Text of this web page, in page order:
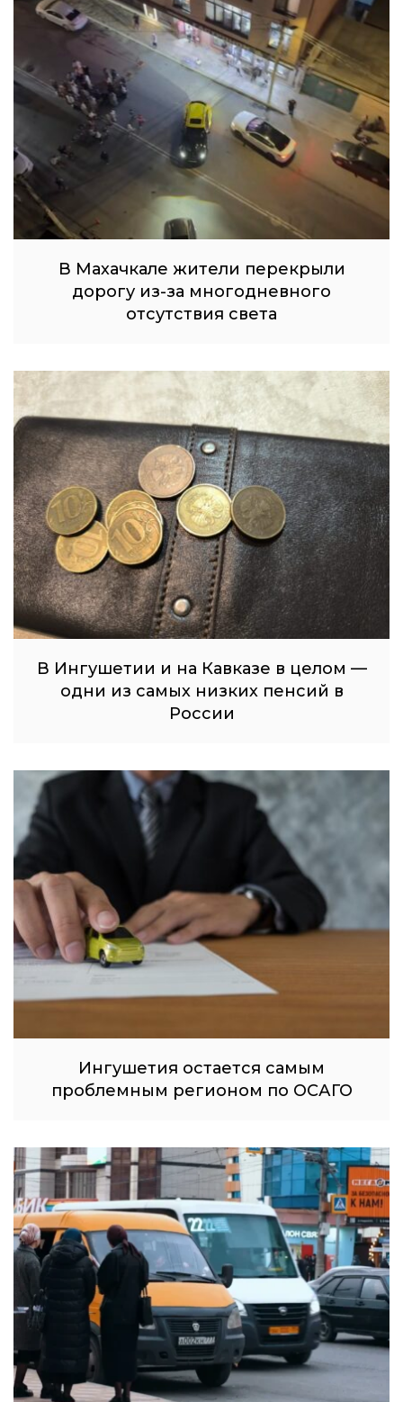
В Махачкале жители перекрыли
дорогу из-за многодневного
отсутствия света
В Ингушетии и на Кавказе в целом —
одни из самых низких пенсий в
России
Ингушетия остается самым
проблемным регионом по ОСАГО